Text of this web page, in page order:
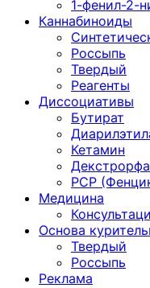
1-фенил-2-
Каннабиноиды
Россыпь
Твердый
Реагенты
Диссоциативы
Бутират
Кетамин
PCP
Медицина
Основа
Твердый
Россыпь
Реклама